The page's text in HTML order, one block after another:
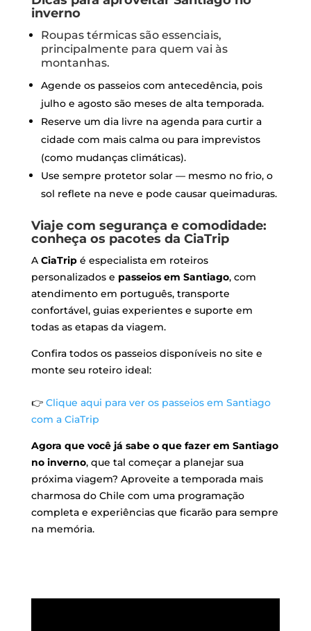
inverno
Roupas térmicas são essenciais,
principalmente para quem vai às
montanhas.
Agende os passeios com antecedência, pois
julho e agosto são meses de alta temporada.
Reserve um dia livre na agenda para curtir a
cidade com mais calma ou para imprevistos
(como mudanças climáticas).
Use sempre protetor solar — mesmo no frio, o
sol reflete na neve e pode causar queimaduras.
Viaje com segurança e comodidade:
conheça os pacotes da CiaTrip
A CiaTripé especialista em roteiros
personalizados e passeios em Santiago, com
atendimento em português, transporte
confortável, guias experientes e suporte em
todas as etapas da viagem.
Confira todos os passeios disponíveis no site e
monte seu roteiro ideal:
👉 Clique aqui para ver os passeios em Santiago
com a CiaTrip
Agora que você já sabe o que fazer em Santiago
no inverno, que tal começar a planejar sua
próxima viagem? Aproveite a temporada mais
charmosa do Chile com uma programação
completa e experiências que ficarão para sempre
na memória.